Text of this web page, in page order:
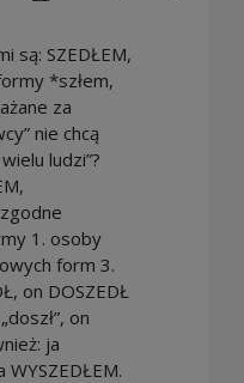
są: SZEDŁEM,
*szłem,
za
nie chcą
ludzi”?
1. osoby
form 3.
on DOSZEDŁ
on
ja
WYSZEDŁEM.